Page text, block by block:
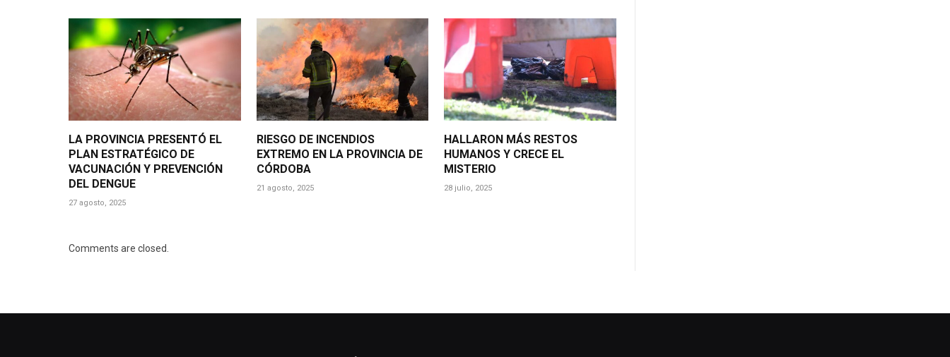
LA PROVINCIA PRESENTÓ EL
PLAN ESTRATÉGICO DE
VACUNACIÓN Y PREVENCIÓN
DEL DENGUE
27 agosto, 2025
RIESGO DE INCENDIOS
EXTREMO EN LA PROVINCIA DE
CÓRDOBA
21 agosto, 2025
HALLARON MÁS RESTOS
HUMANOS Y CRECE EL
MISTERIO
28 julio, 2025
Comments are closed.